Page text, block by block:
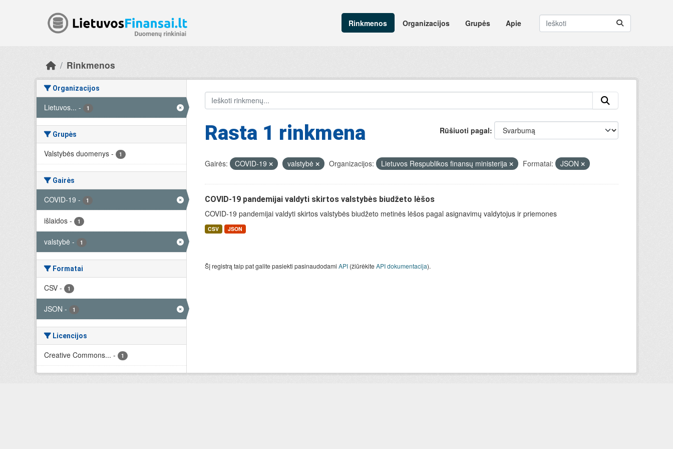
Rinkmenos
Organizacijos Grupės Apie
Rinkmenos
Organizacijos
Lietuvos... - 1
Grupės
Valstybės duomenys - 1
Gairės
COVID-19 - 1
išlaidos - 1
valstybė - 1
Formatai
CSV - 1
JSON - 1
Licencijos
Creative Commons... - 1
Rūšiuoti pagal
Rasta 1 rinkmena
Gairės: COVID-19 valstybė Organizacijos: Lietuvos Respublikos finansų ministerija Formatai: JSON
COVID-19 pandemijai valdyti skirtos valstybės biudžeto lėšos
COVID-19 pandemijai valdyti skirtos valstybės biudžeto metinės lėšos pagal asignavimų valdytojus ir priemones
CSV JSON
Šį registrą taip pat galite pasiekti pasinaudodami API(žiūrėkiteAPI dokumentacija).